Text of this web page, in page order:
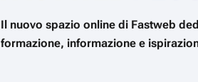
Il nuovo spazio online di Fastweb
formazione, informazione e